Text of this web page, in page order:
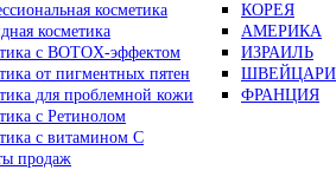
косметика
косметика
с BOTOX-эффектом
от пигментных пятен
для проблемной кожи
с Ретинолом
с витамином С
КОРЕЯ
АМЕРИКА
ИЗРАИЛЬ
ФРАНЦИЯ
продаж